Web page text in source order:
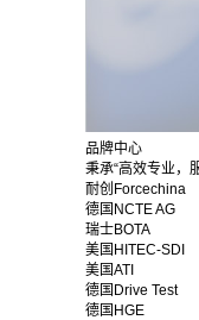
品牌中心
秉承“高效专业，
耐创Forcechina
德国NCTE AG
瑞士BOTA
美国HITEC-SDI
美国ATI
德国Drive Test
德国HGE